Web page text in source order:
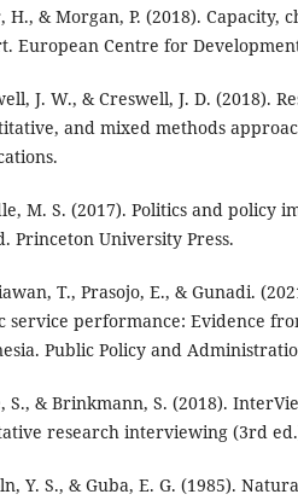
H., & Morgan, P. (2018). Capacity,
European Centre for
J. W., & Creswell, J. D. (2018).
and mixed methods
M. S. (2017). Politics and policy
Princeton University Press.
T., Prasojo, E., & Gunadi.
service performance: Evidence
Public Policy and
S., & Brinkmann, S. (2018).
research interviewing (3rd
Y. S., & Guba, E. G. (1985).